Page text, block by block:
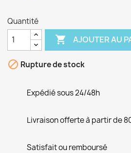
Quantité
 AJOUTER AU
 Rupture de stock
Expédié sous 24/48h
Livraison offerte à partir de
Satisfait ou remboursé